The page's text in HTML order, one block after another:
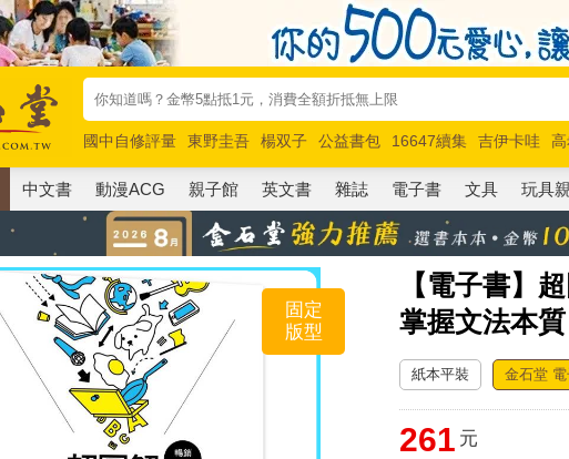
國中自修評量 東野圭吾 楊双子 公益書包 16647續集 吉伊卡哇
唯紅花綻放
奧德賽 路邊攤新作 馬斯克 玩具總動員5 超慢跑
中文書 動漫ACG 親子館 英文書 雜誌 電子書 文具 玩具
【電子書】
掌握文法本質
固定
版型
紙本平裝 金石堂
261 元